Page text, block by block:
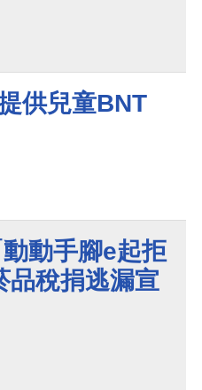
供兒童BNT
動手腳e起拒
品稅捐逃漏宣